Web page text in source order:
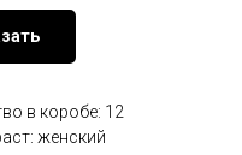
в коробе: 12
женский